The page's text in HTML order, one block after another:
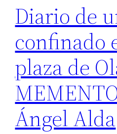
Diario de
confinado
plaza de
Ángel Alda